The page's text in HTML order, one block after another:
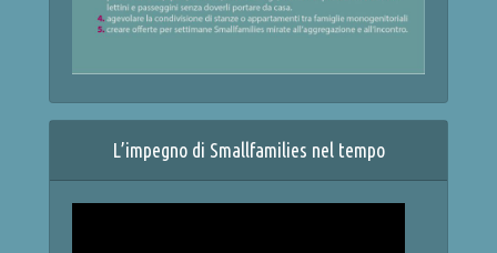
L’impegno di Smallfamilies nel tempo